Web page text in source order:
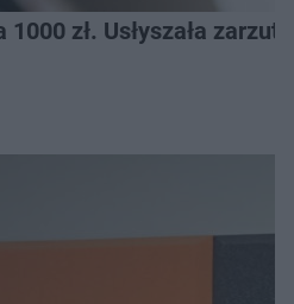
zł. Usłyszała zarzuty